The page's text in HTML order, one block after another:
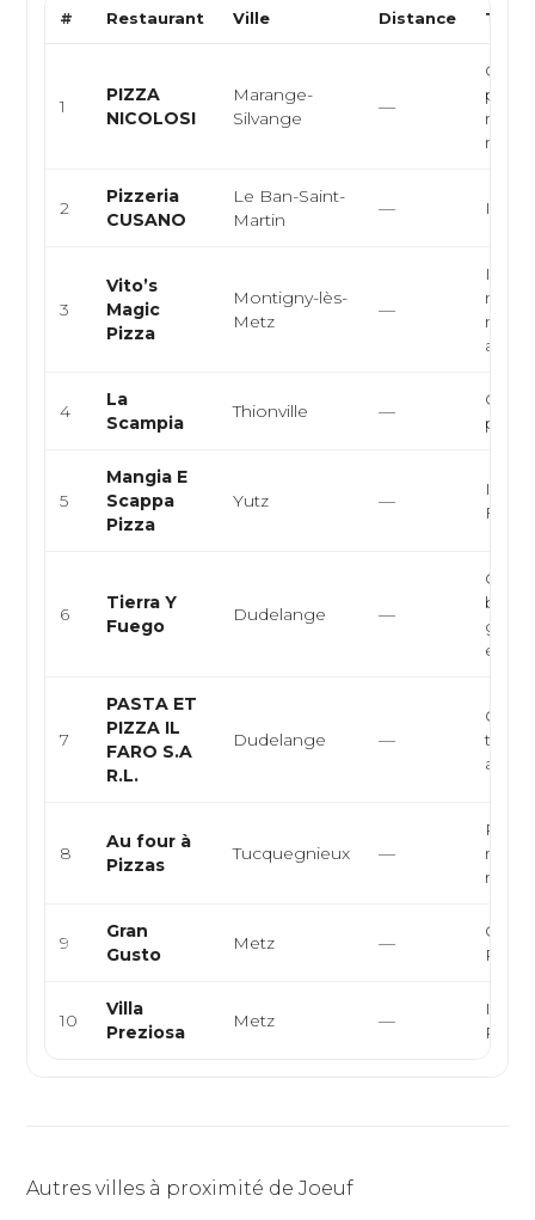
# Restaurant Ville Distance Type
1
PIZZA
NICOLOSI
Marange-
Silvange
—
2
Pizzeria
CUSANO
Le Ban-Saint-
Martin
—
3
Vito’s
Magic
Pizza
Montigny-lès-
Metz
—
4
La
Scampia
Thionville —
5
Mangia E
Scappa
Pizza
Yutz —
6
Tierra Y
Fuego
Dudelange —
eur...
7
PASTA ET
PIZZA IL
FARO S.A
R.L.
Dudelange —
au
8
Au four à
Pizzas
Tucquegnieux —
9
Gran
Gusto
Metz —
Pizza
10
Villa
Preziosa
Metz —
Pâtes
Autres villes à proximité de Joeuf